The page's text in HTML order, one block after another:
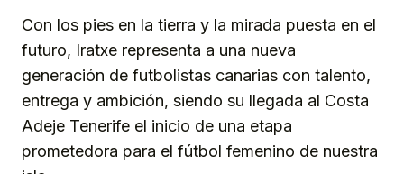
Con los pies en la tierra y la mirada puesta en el
futuro, Iratxe representa a una nueva
generación de futbolistas canarias con talento,
entrega y ambición, siendo su llegada al Costa
Adeje Tenerife el inicio de una etapa
prometedora para el fútbol femenino de nuestra